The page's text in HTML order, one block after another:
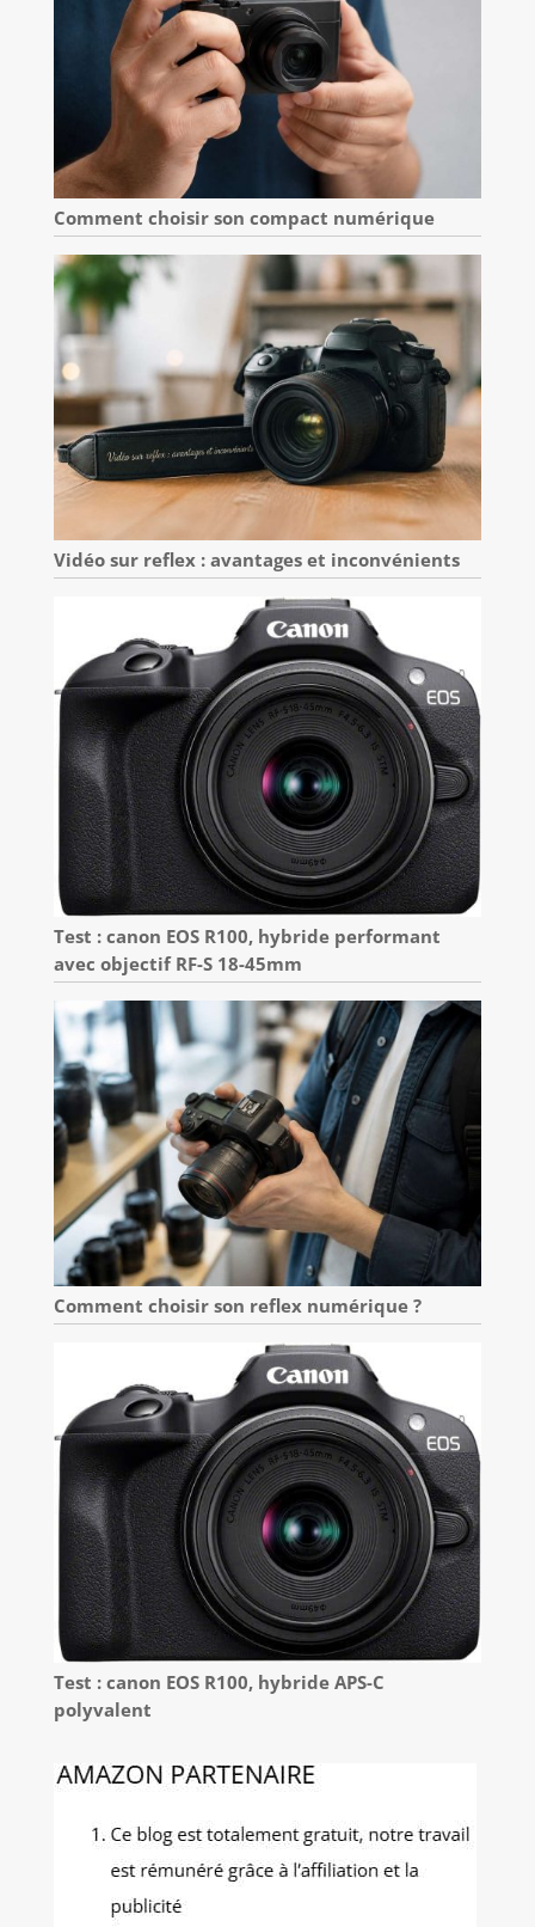
Comment choisir son compact numérique
Vidéo sur reflex : avantages et inconvénients
Test : canon EOS R100, hybride performant
avec objectif RF-S 18-45mm
Comment choisir son reflex numérique ?
Test : canon EOS R100, hybride APS-C
polyvalent